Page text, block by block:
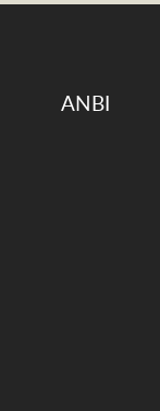
ANBI